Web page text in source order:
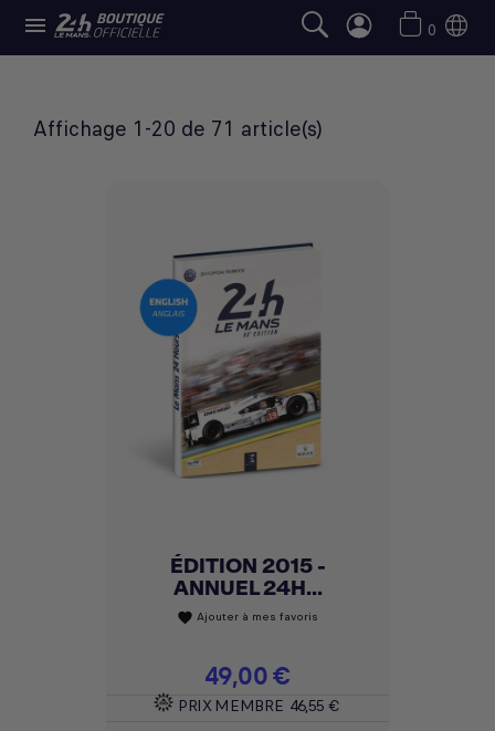
 0
SÉLECTION 24H LE MANS
Affichage 1-20 de 71 article(s)
ÉDITION 2015 -
ANNUEL 24H...
favorite Ajouter à mes favoris
Prix
49,00 €
PRIX MEMBRE 46,55 €